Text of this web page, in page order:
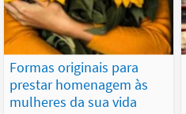
Formas originais para
prestar homenagem às
mulheres da sua vida